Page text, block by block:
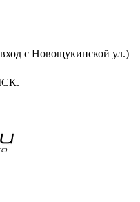
с Новощукинской ул.)